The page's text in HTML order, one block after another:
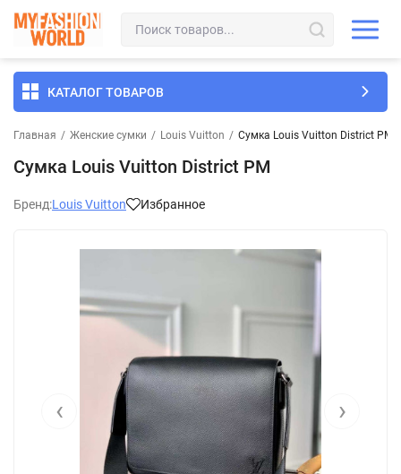
КАТАЛОГ ТОВАРОВ
Главная / Женские сумки / Louis Vuitton / Сумка Louis Vuitton District PM
Сумка Louis Vuitton District PM
Бренд:Louis Vuitton Избранное
‹ ›